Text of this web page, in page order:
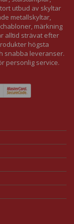
utbud av skyltar
metallskyltar,
märkning
alltid strävat efter
högsta
snabba leveranser.
personlig service.